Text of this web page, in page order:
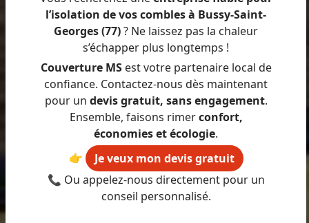
l’isolation de vos combles à Bussy-Saint-
Georges (77)? Ne laissez pas la chaleur
s’échapper plus longtemps !
Couverture MSest votre partenaire local de
confiance. Contactez-nous dès maintenant
pour un devis gratuit, sans engagement.
Ensemble, faisons rimerconfort,
économies et écologie.
👉
Je veux mon devis gratuit
📞 Ou appelez-nous directement pour un
conseil personnalisé.